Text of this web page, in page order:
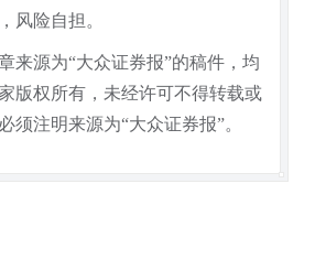
风险自担。
来源为“大众证券报”的稿件，均
版权所有，未经许可不得转载或
须注明来源为“大众证券报”。